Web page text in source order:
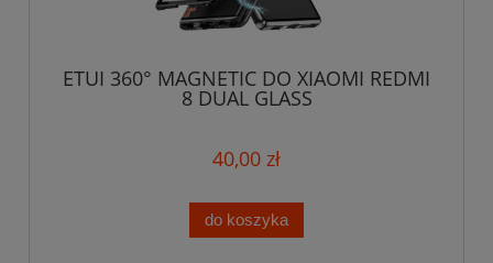
ETUI 360° MAGNETIC DO XIAOMI REDMI
8 DUAL GLASS
40,00 zł
do koszyka